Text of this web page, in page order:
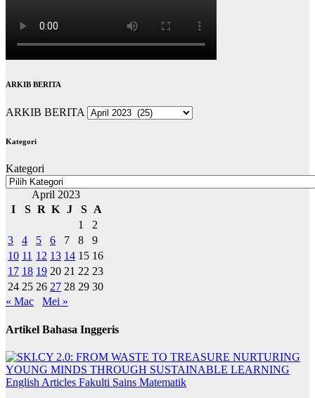
ARKIB BERITA
ARKIB BERITA
Kategori
Kategori
April 2023
I
S R K J S A
1
2
3
4 5 6 7 8
9
10 11 12 13 14 15 16
17 18 19 20 21 22 23
24 25 26 27 28 29 30
« Mac
Mei »
Artikel Bahasa Inggeris
English Articles Fakulti Sains Matematik